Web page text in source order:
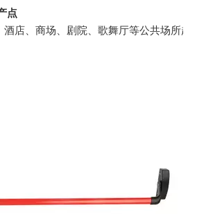
点
店、商场、剧院、歌舞厅等公共场所